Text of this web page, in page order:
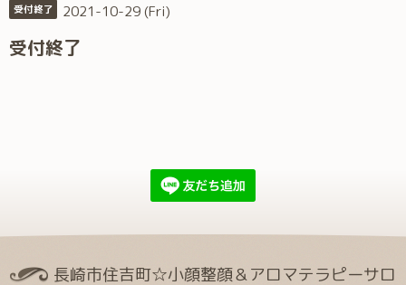
受付終了 2021-10-29 (Fri)
受付終了
長崎市住吉町☆小顔整顔＆アロマテラピーサロ